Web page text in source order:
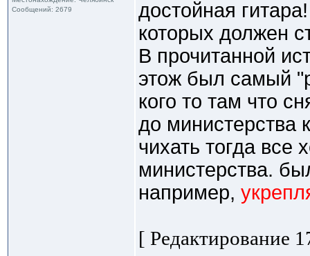
Сообщений: 2679
достойная
которых должен
В прочитанной
этож был самый
кого то там что
до министерства
чихать тогда все
министерства.
например,
[ Редактирование